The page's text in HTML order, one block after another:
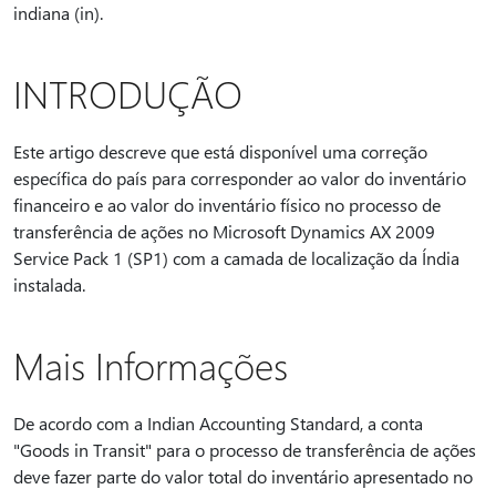
indiana (in).
INTRODUÇÃO
Este artigo descreve que está disponível uma correção
específica do país para corresponder ao valor do inventário
financeiro e ao valor do inventário físico no processo de
transferência de ações no Microsoft Dynamics AX 2009
Service Pack 1 (SP1) com a camada de localização da Índia
instalada.
Mais Informações
De acordo com a Indian Accounting Standard, a conta
"Goods in Transit" para o processo de transferência de ações
deve fazer parte do valor total do inventário apresentado no